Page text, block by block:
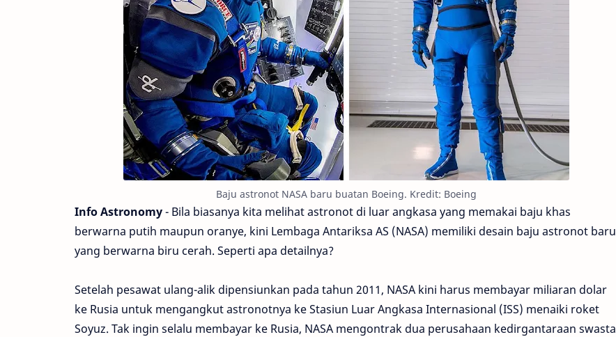
Baju astronot NASA baru buatan Boeing. Kredit: Boeing
Info Astronomy- Bila biasanya kita melihat astronot di luar angkasa yang memakai baju khas
berwarna putih maupun oranye, kini Lembaga Antariksa AS (NASA) memiliki desain baju astronot baru
yang berwarna biru cerah. Seperti apa detailnya?
Setelah pesawat ulang-alik dipensiunkan pada tahun 2011, NASA kini harus membayar miliaran dolar
ke Rusia untuk mengangkut astronotnya ke Stasiun Luar Angkasa Internasional (ISS) menaiki roket
Soyuz. Tak ingin selalu membayar ke Rusia, NASA mengontrak dua perusahaan kedirgantaraan swasta